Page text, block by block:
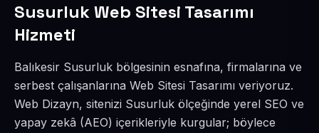
Susurluk Web Sitesi Tasarımı
Hizmeti
Balıkesir Susurluk bölgesinin esnafına, firmalarına ve
serbest çalışanlarına Web Sitesi Tasarımı veriyoruz.
Web Dizayn, sitenizi Susurluk ölçeğinde yerel SEO ve
yapay zekâ (AEO) içerikleriyle kurgular; böylece